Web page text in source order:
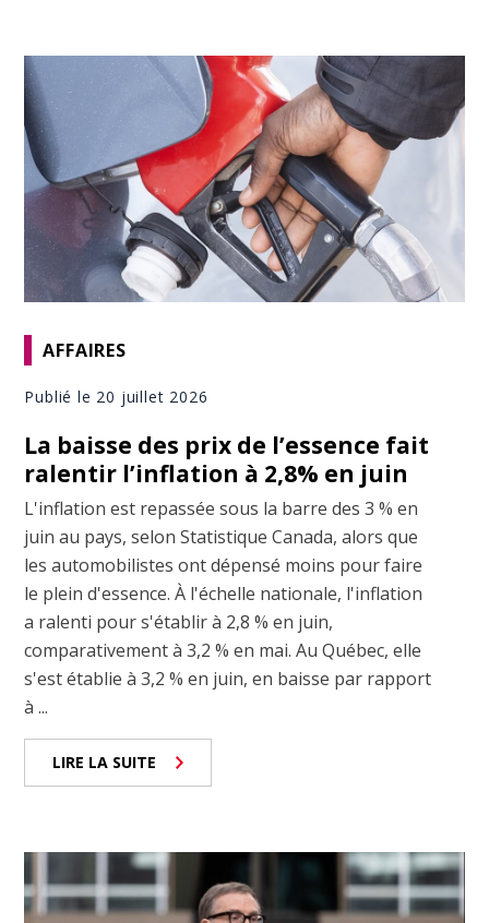
AFFAIRES
Publié le 20 juillet 2026
La baisse des prix de l’essence fait
ralentir l’inflation à 2,8% en juin
L'inflation est repassée sous la barre des 3 % en
juin au pays, selon Statistique Canada, alors que
les automobilistes ont dépensé moins pour faire
le plein d'essence. À l'échelle nationale, l'inflation
a ralenti pour s'établir à 2,8 % en juin,
comparativement à 3,2 % en mai. Au Québec, elle
s'est établie à 3,2 % en juin, en baisse par rapport
à ...
LIRE LA SUITE